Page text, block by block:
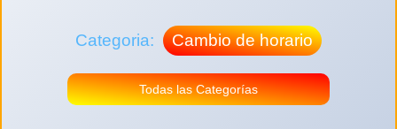
Categoria: Cambio de horario
Todas las Categorías